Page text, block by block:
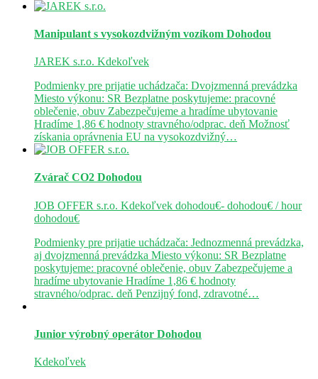
Manipulant s vysokozdvižným vozíkom Dohodou
JAREK s.r.o. Kdekoľvek
Podmienky pre prijatie uchádzača: Dvojzmenná prevádzka
Miesto výkonu: SR Bezplatne poskytujeme: pracovné
oblečenie, obuv Zabezpečujeme a hradíme ubytovanie
Hradíme 1,86 € hodnoty stravného/odprac. deň Možnosť
získania oprávnenia EU na vysokozdvižný…
Zvárač CO2 Dohodou
JOB OFFER s.r.o. Kdekoľvek dohodou€- dohodou€ / hour
dohodou€
Podmienky pre prijatie uchádzača: Jednozmenná prevádzka,
aj dvojzmenná prevádzka Miesto výkonu: SR Bezplatne
poskytujeme: pracovné oblečenie, obuv Zabezpečujeme a
hradíme ubytovanie Hradíme 1,86 € hodnoty
stravného/odprac. deň Penzijný fond, zdravotné…
Junior výrobný operátor Dohodou
Kdekoľvek